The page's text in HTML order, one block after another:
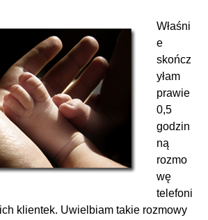
Właśni
e
skończ
yłam
prawie
0,5
godzin
ną
rozmo
wę
telefoni
klientek. Uwielbiam takie rozmowy